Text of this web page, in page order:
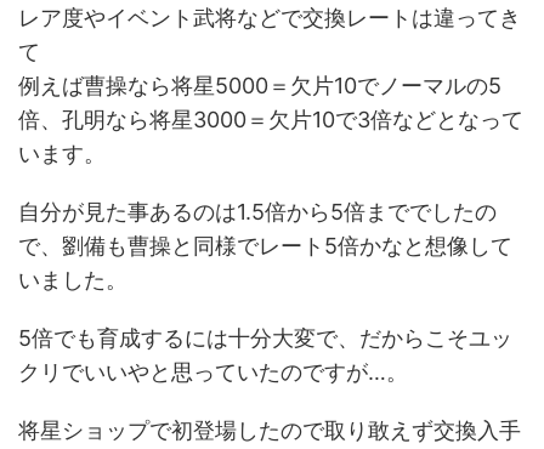
レア度やイベント武将などで交換レートは違ってき
て
例えば曹操なら将星5000＝欠片10でノーマルの5
倍、孔明なら将星3000＝欠片10で3倍などとなって
います。
自分が見た事あるのは1.5倍から5倍まででしたの
で、劉備も曹操と同様でレート5倍かなと想像して
いました。
5倍でも育成するには十分大変で、だからこそユッ
クリでいいやと思っていたのですが…。
将星ショップで初登場したので取り敢えず交換入手